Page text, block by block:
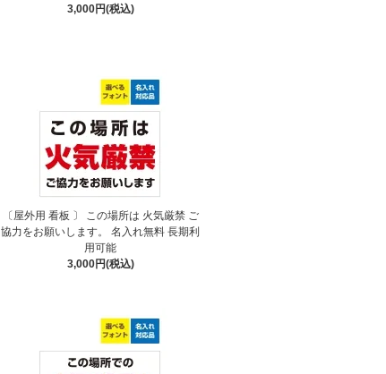
3,000円(税込)
〔屋外用 看板 〕 この場所は 火気厳禁 ご
協力をお願いします。 名入れ無料 長期利
用可能
3,000円(税込)